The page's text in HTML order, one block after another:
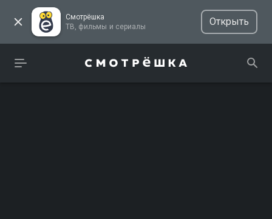
Смотрёшка
ТВ, фильмы и сериалы
Открыть